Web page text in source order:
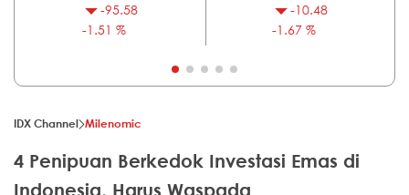
-95.58
-1.51 %
-10.48
-1.67 %
IDX Channel Milenomic
4 Penipuan Berkedok Investasi Emas di
Indonesia, Harus Waspada